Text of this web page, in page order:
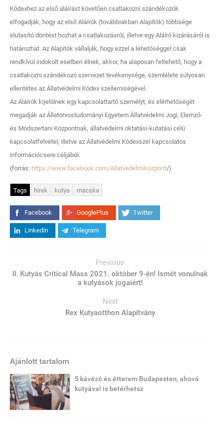
Kódexhez az első aláírást követően csatlakozni szándékozók
elfogadják, hogy az első Aláírók (továbbiakban Alapítók) többsége
elutasító döntést hozhat a csatlakozásról, illetve egy Aláíró kizárásáról is
határozhat. Az Alapítók vállalják, hogy ezzel a lehetőséggel csak
rendkívül indokolt esetben élnek, akkor, ha alaposan feltehető, hogy a
csatlakozni szándékozó szervezet tevékenysége, szemlélete súlyosan
ellentétes az Állatvédelmi Kódex szellemiségével.
Az Aláírók kijelölnek egy kapcsolattartó személyt, és elérhetőségét
megadják az Állatorvostudományi Egyetem Állatvédelmi Jogi, Elemző-
és Módszertani Központnak, állatvédelmi oktatási-kutatási célú
kapcsolatfelvétel, illetve az Állatvédelmi Kódexszel kapcsolatos
információcsere céljából.
(forrás: https://www.facebook.com/AllatvedelmiKozpont/)
Tags hírek kutya macska
Facebook GooglePlus Twitter
Linkedin Telegram
Previous
II. Kutyás Critical Mass 2021. október 9-én! Ismét vonulnak
a kutyások jogaiért!
Next
Rex Kutyaotthon Alapítvány
Ajánlott tartalom
5 kávézó és étterem Budapesten, ahová
kutyával is betérhetsz